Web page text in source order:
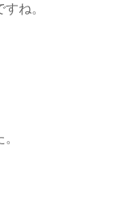
ね。